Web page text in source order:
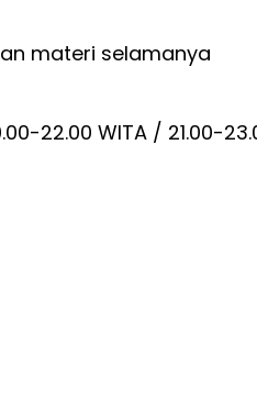
materi selamanya
22.00 WITA / 21.00-